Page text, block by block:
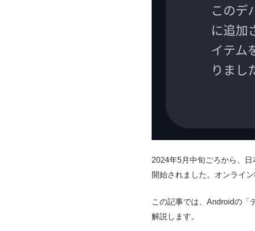
2024年5月中旬ごろから、日
開始されました。オンライ
この記事では、Androidの「
解説します。